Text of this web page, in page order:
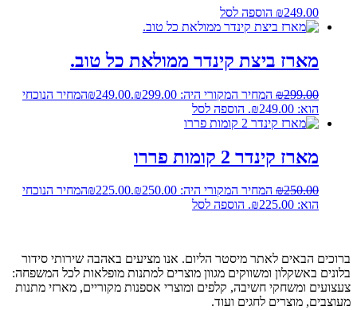
₪249.00 הוספה לסל
מארז ביצת קינדר ממולאת כל טוב.
₪299.00 המחיר המקורי היה: ₪299.00. ₪249.00
המחיר הנוכחי
הוא: ₪249.00.
הוספה לסל
מארז קינדר 2 קומות פררו
₪250.00 המחיר המקורי היה: ₪250.00. ₪225.00
המחיר הנוכחי
הוא: ₪225.00.
הוספה לסל
ברוכים הבאים לאתר מיסטר הליום. אנו מציעים באהבה שירותי סידור
בלונים באשקלון ומשווקים מגוון מוצרים למתנות מופלאות לכל המשפחה:
צעצועים ומשחקי חשיבה, קלפים ומוצרי אספנות מקוריים, מארזי מתנות
מעוצבים, מוצרים לחגים ועוד.